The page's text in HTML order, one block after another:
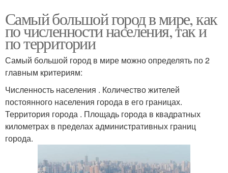
Самый большой город в мире, как
по численности населения, так и
по территории
Самый большой город в мире можно определять по 2
главным критериям:
Численность населения . Количество жителей
постоянного населения города в его границах.
Территория города . Площадь города в квадратных
километрах в пределах административных границ
города.